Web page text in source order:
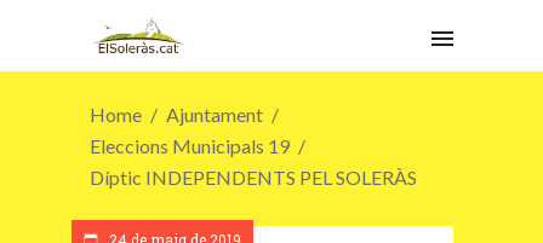
Home
Ajuntament
Eleccions Municipals 19
Díptic INDEPENDENTS PEL SOLERÀS